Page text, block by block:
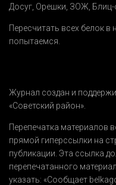
Досуг Орешки ЗОЖ
Пересчитать всех белок
попытаемся.
Журнал создан и
«Советский район».
Перепечатка материалов
прямой гиперссылки на
публикации. Эта ссылка
перепечатанного
указать: «Сообщает